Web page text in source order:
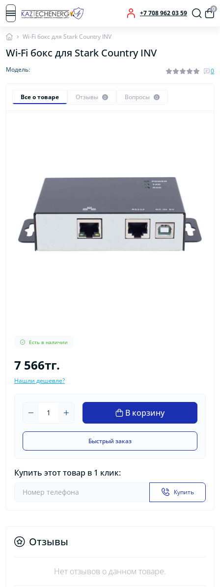
+7 708 962 03 59
0
Wi-Fi бокс для Stark Country INV
Wi-Fi бокс для Stark Country INV
Модель: 0
Все о товаре Отзывы 0 Вопросы 0
Есть в наличии
7 566тг.
Нашли дешевле?
В корзину
Быстрый заказ
Купить этот товар в 1 клик:
Купить
Отзывы
Нет отзывов о данном товаре.